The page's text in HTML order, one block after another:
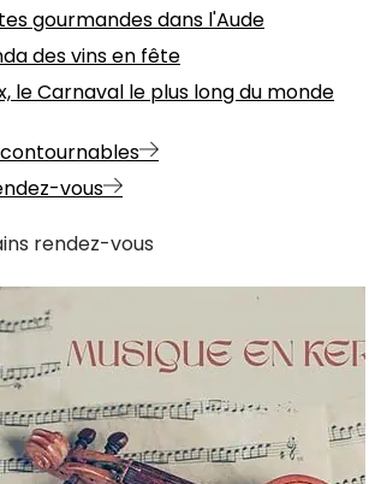
gourmandes dans l'Aude
des vins en fête
le Carnaval le plus long du monde
vous
rendez-vous